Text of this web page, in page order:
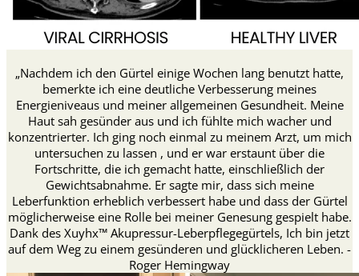
„Nachdem ich den Gürtel einige Wochen lang benutzt hatte,
bemerkte ich eine deutliche Verbesserung meines
Energieniveaus und meiner allgemeinen Gesundheit. Meine
Haut sah gesünder aus und ich fühlte mich wacher und
konzentrierter. Ich ging noch einmal zu meinem Arzt, um mich
untersuchen zu lassen , und er war erstaunt über die
Fortschritte, die ich gemacht hatte, einschließlich der
Gewichtsabnahme. Er sagte mir, dass sich meine
Leberfunktion erheblich verbessert habe und dass der Gürtel
möglicherweise eine Rolle bei meiner Genesung gespielt habe.
Dank des Xuyhx™ Akupressur-Leberpflegegürtels, Ich bin jetzt
auf dem Weg zu einem gesünderen und glücklicheren Leben. -
Roger Hemingway